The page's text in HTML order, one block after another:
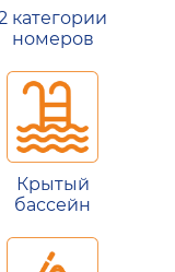
категории
номеров
Крытый
бассейн